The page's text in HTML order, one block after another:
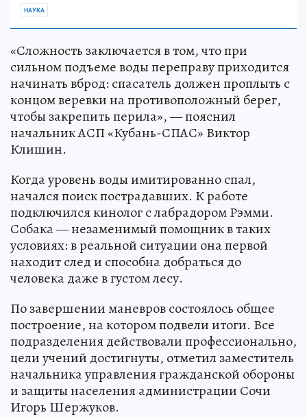
НАУКА
«Сложность заключается в том, что при
сильном подъеме воды переправу приходится
начинать вброд: спасатель должен проплыть с
концом веревки на противоположный берег,
чтобы закрепить перила», — пояснил
начальник АСП «Кубань-СПАС» Виктор
Клишин.
Когда уровень воды имитированно спал,
начался поиск пострадавших. К работе
подключился кинолог с лабрадором Рэмми.
Собака — незаменимый помощник в таких
условиях: в реальной ситуации она первой
находит след и способна добраться до
человека даже в густом лесу.
По завершении маневров состоялось общее
построение, на котором подвели итоги. Все
подразделения действовали профессионально,
цели учений достигнуты, отметил заместитель
начальника управления гражданской обороны
и защиты населения администрации Сочи
Игорь Шержуков.